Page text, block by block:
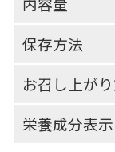
内容量
保存方法
お召し上が
栄養成分表